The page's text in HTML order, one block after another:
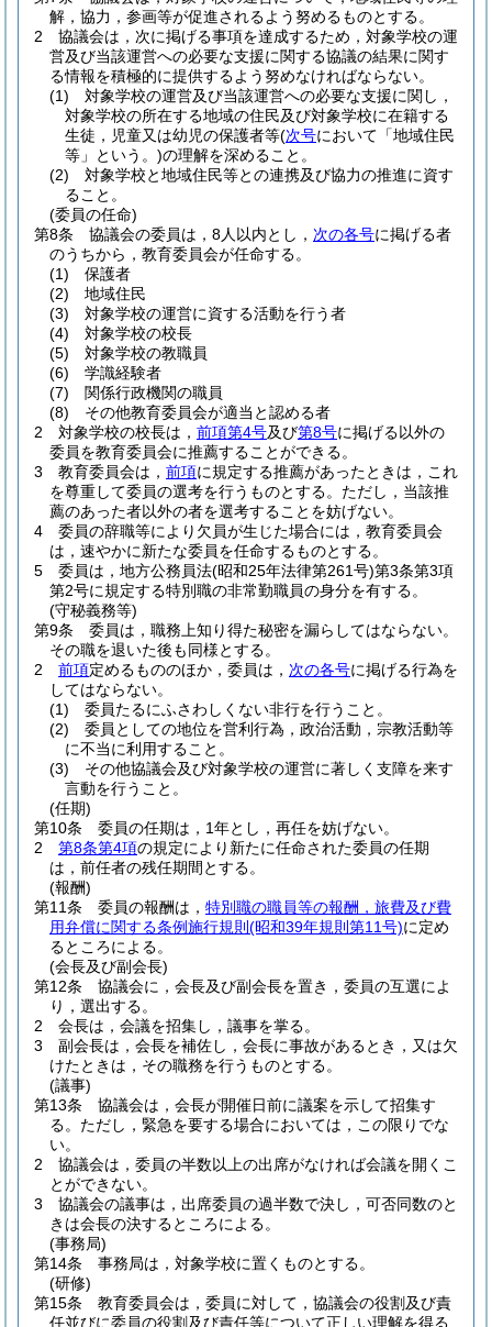
解，協力，参画等が促進されるよう努めるものとする。
2
協議会は，次に掲げる事項を達成するため，対象学校の運
営及び当該運営への必要な支援に関する協議の結果に関す
る情報を積極的に提供するよう努めなければならない。
(1)
対象学校の運営及び当該運営への必要な支援に関し，
対象学校の所在する地域の住民及び対象学校に在籍する
生徒，児童又は幼児の保護者等(次号において「地域住民
等」という。)の理解を深めること。
(2)
対象学校と地域住民等との連携及び協力の推進に資す
ること。
(委員の任命)
第8条
協議会の委員は，8人以内とし， 次の各号に掲げる者
のうちから，教育委員会が任命する。
(1)
保護者
(2)
地域住民
(3)
対象学校の運営に資する活動を行う者
(4)
対象学校の校長
(5)
対象学校の教職員
(6)
学識経験者
(7)
関係行政機関の職員
(8)
その他教育委員会が適当と認める者
2
対象学校の校長は， 前項第4号及び第8号に掲げる以外の
委員を教育委員会に推薦することができる。
3
教育委員会は， 前項に規定する推薦があったときは，これ
を尊重して委員の選考を行うものとする。 ただし，当該推
薦のあった者以外の者を選考することを妨げない。
4
委員の辞職等により欠員が生じた場合には，教育委員会
は，速やかに新たな委員を任命するものとする。
5
委員は，地方公務員法(昭和25年法律第261号)第3条第3項
第2号に規定する特別職の非常勤職員の身分を有する。
(守秘義務等)
第9条
委員は，職務上知り得た秘密を漏らしてはならない。
その職を退いた後も同様とする。
2
前項定めるもののほか，委員は， 次の各号に掲げる行為を
してはならない。
(1)
委員たるにふさわしくない非行を行うこと。
(2)
委員としての地位を営利行為，政治活動，宗教活動等
に不当に利用すること。
(3)
その他協議会及び対象学校の運営に著しく支障を来す
言動を行うこと。
(任期)
第10条
委員の任期は，1年とし，再任を妨げない。
2
第8条第4項の規定により新たに任命された委員の任期
は，前任者の残任期間とする。
(報酬)
第11条
委員の報酬は， 特別職の職員等の報酬，旅費及び費
用弁償に関する条例施行規則 (昭和39年規則第11号)に定め
るところによる。
(会長及び副会長)
第12条
協議会に，会長及び副会長を置き，委員の互選によ
り，選出する。
2
会長は，会議を招集し，議事を掌る。
3
副会長は，会長を補佐し，会長に事故があるとき，又は欠
けたときは，その職務を行うものとする。
(議事)
第13条
協議会は，会長が開催日前に議案を示して招集す
る。 ただし，緊急を要する場合においては，この限りでな
い。
2
協議会は，委員の半数以上の出席がなければ会議を開くこ
とができない。
3
協議会の議事は，出席委員の過半数で決し，可否同数のと
きは会長の決するところによる。
(事務局)
第14条
事務局は，対象学校に置くものとする。
(研修)
第15条
教育委員会は，委員に対して，協議会の役割及び責
任並びに委員の役割及び責任等について正しい理解を得る